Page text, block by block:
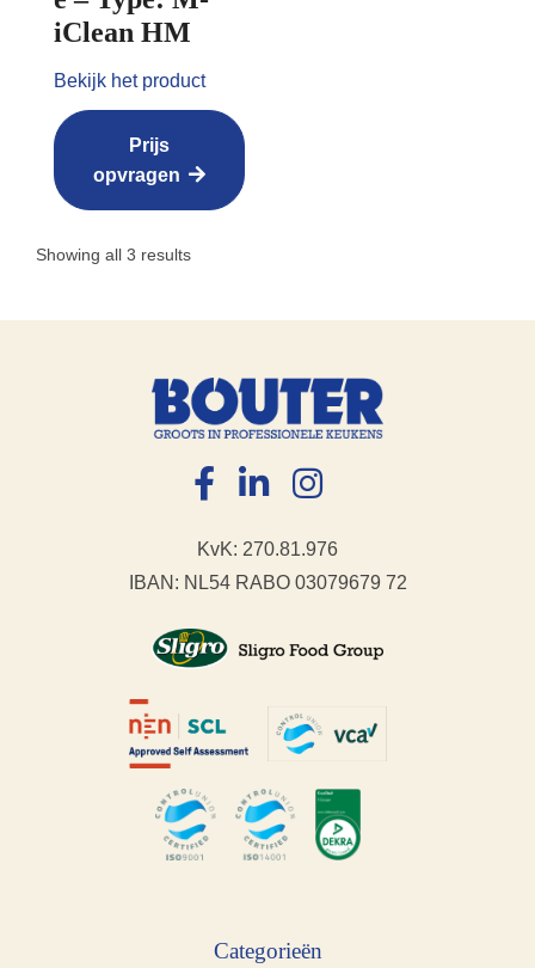
iClean HM
Bekijk het product
Prijs
opvragen
Showing all 3 results
Categorieën
KvK: 270.81.976
IBAN: NL54 RABO 03079679 72